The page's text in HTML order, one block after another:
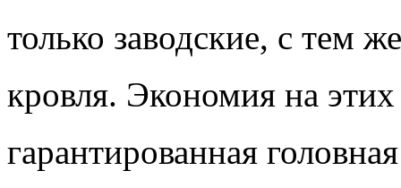
только заводские, с тем
кровля. Экономия на
гарантированная